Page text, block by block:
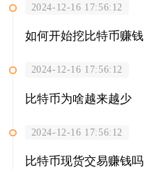
2024-12-16 17:56:12
如何开始挖比特币赚钱
2024-12-16 17:56:12
比特币为啥越来越少
2024-12-16 17:56:12
比特币现货交易赚钱吗